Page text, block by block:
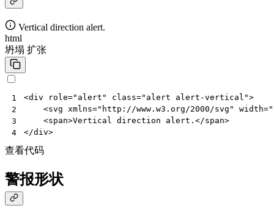
Vertical direction alert.
html
坍塌 扩张
1
2
3
4
<div role="alert" class="alert alert-vertical">
<svg xmlns="http://www.w3.org/2000/svg" width=
<span>Vertical direction alert. </span>
</div>
查看代码
警报形状